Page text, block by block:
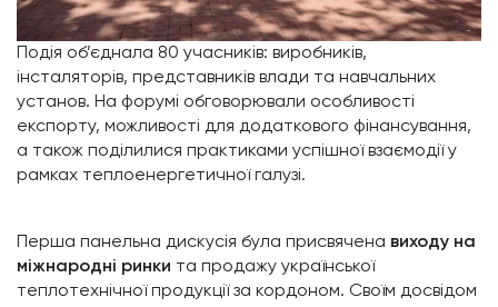
Подія об’єднала 80 учасників: виробників,
інсталяторів, представників влади та навчальних
установ. На форумі обговорювали особливості
експорту, можливості для додаткового фінансування,
а також поділилися практиками успішної взаємодії у
рамках теплоенергетичної галузі.
Перша панельна дискусія була присвячена виходу на
міжнародні ринки та продажу української
теплотехнічної продукції за кордоном. Своїм досвідом